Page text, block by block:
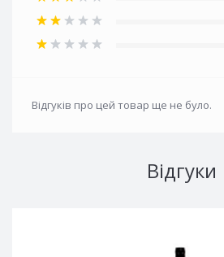
Відгуків про цей товар ще не було.
Відгуки